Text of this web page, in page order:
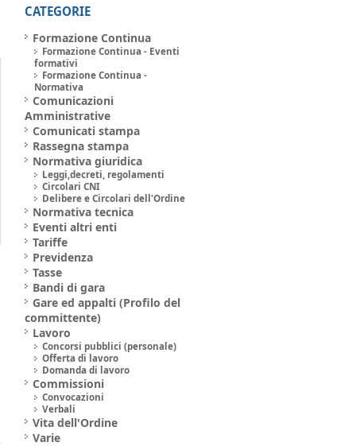
CATEGORIE
Formazione Continua
Formazione Continua - Eventi
formativi
Formazione Continua -
Normativa
Comunicazioni
Amministrative
Comunicati stampa
Rassegna stampa
Normativa giuridica
Leggi,decreti, regolamenti
Circolari CNI
Delibere e Circolari dell'Ordine
Normativa tecnica
Eventi altri enti
Tariffe
Previdenza
Tasse
Bandi di gara
Gare ed appalti (Profilo del
committente)
Lavoro
Concorsi pubblici (personale)
Offerta di lavoro
Domanda di lavoro
Commissioni
Convocazioni
Verbali
Vita dell'Ordine
Varie